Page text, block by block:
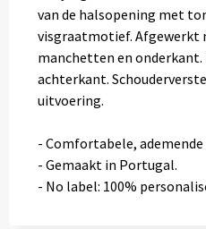
van de halsopening met
visgraatmotief. Afgewerkt
manchetten en onderkant.
achterkant.
uitvoering.
- Comfortabele,
- Gemaakt in Portugal.
- No label: 100%